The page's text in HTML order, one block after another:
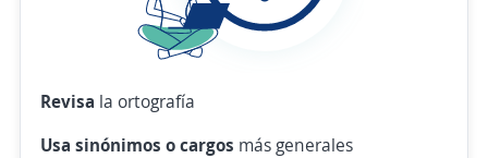
Revisa la ortografía
Usa sinónimos o cargos más generales